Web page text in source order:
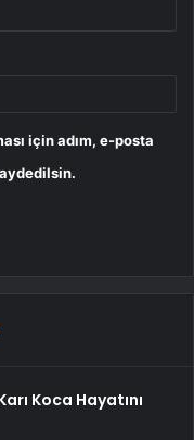
için adım, e-posta
Koca Hayatını